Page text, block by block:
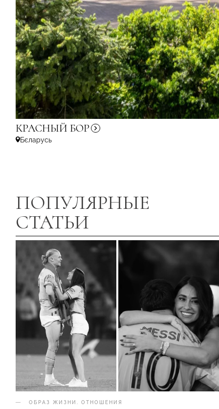
КРАСНЫЙ БОР
Бєларусь
ПОПУЛЯРНЫЕ
СТАТЬИ
ОБРАЗ ЖИЗНИ ОТНОШЕНИЯ